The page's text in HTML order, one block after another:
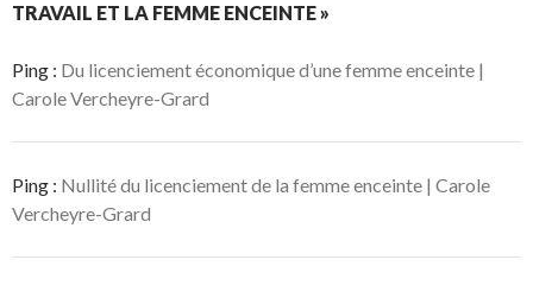
TRAVAIL ET LA FEMME ENCEINTE »
Ping : Du licenciement économique d’une femme enceinte |
Carole Vercheyre-Grard
Ping : Nullité du licenciement de la femme enceinte | Carole
Vercheyre-Grard